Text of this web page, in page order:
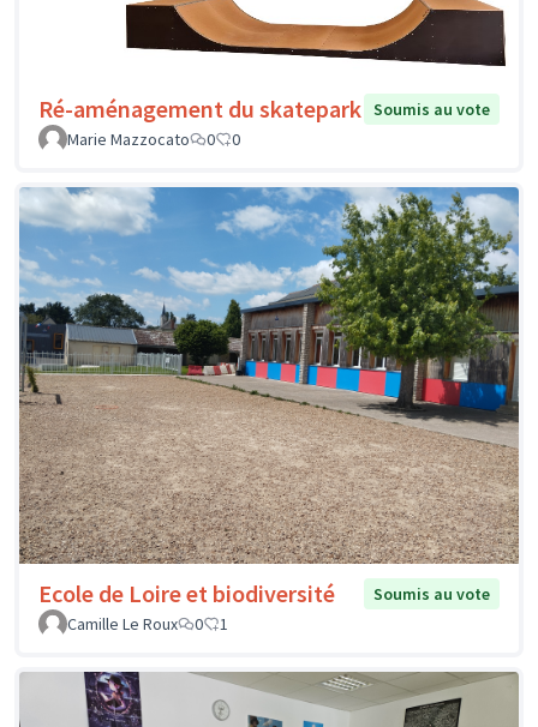
Ré-aménagement du skatepark Soumis au vote
Marie Mazzocato
0 0
Ecole de Loire et biodiversité
Soumis au vote
Camille Le Roux
0 1